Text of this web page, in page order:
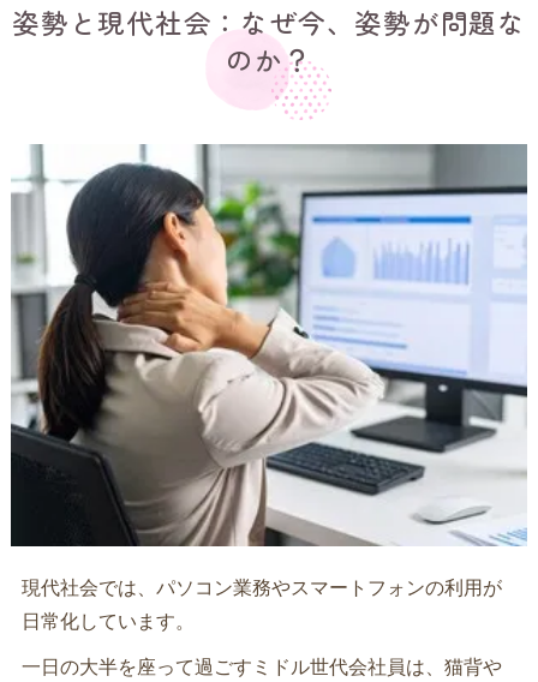
姿勢と現代社会：なぜ今、姿勢が問題な
のか？
現代社会では、パソコン業務やスマートフォンの利用が
日常化しています。
一日の大半を座って過ごすミドル世代会社員は、猫背や